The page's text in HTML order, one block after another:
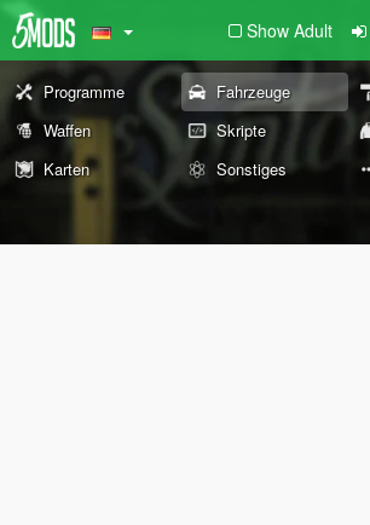
Show Adult
Programme Fahrzeuge
Waffen
Skripte
Karten
Sonstiges